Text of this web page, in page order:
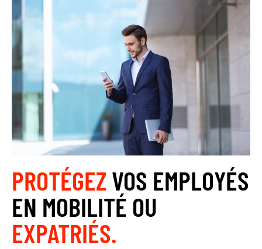
PROTÉGEZ VOS EMPLOYÉS
EN MOBILITÉ OU
EXPATRIÉS.​